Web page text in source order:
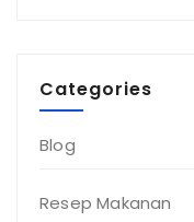
Categories
Blog
Resep Makanan